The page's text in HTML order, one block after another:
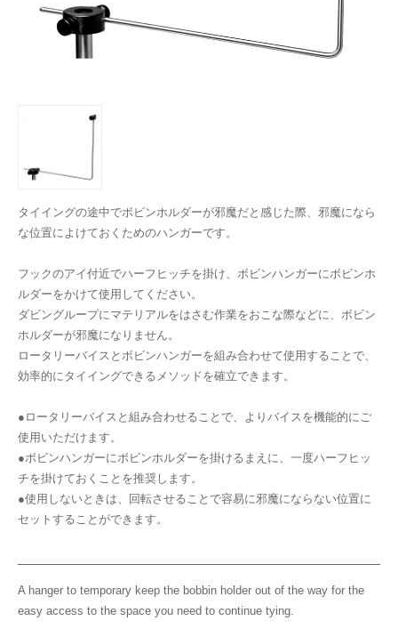
タイイングの途中でボビンホルダーが邪魔だと感じた際、邪魔になら
な位置によけておくためのハンガーです。
フックのアイ付近でハーフヒッチを掛け、ボビンハンガーにボビンホ
ルダーをかけて使用してください。
ダビングループにマテリアルをはさむ作業をおこな際などに、ボビン
ホルダーが邪魔になりません。
ロータリーバイスとボビンハンガーを組み合わせて使用することで、
効率的にタイイングできるメソッドを確立できます。
●ロータリーバイスと組み合わせることで、よりバイスを機能的にご
使用いただけます。
●ボビンハンガーにボビンホルダーを掛けるまえに、一度ハーフヒッ
チを掛けておくことを推奨します。
●使用しないときは、回転させることで容易に邪魔にならない位置に
セットすることができます。
A hanger to temporary keep the bobbin holder out of the way for the
easy access to the space you need to continue tying.